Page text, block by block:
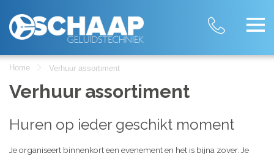
Home Verhuur assortiment
Verhuur assortiment
Huren op ieder geschikt moment
Je organiseert binnenkort een evenement en het is bijna zover. Je